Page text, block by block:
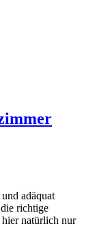
adäquat
richtige
natürlich nur